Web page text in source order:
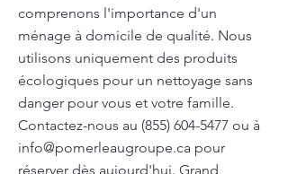
comprenons l'importance d'un
ménage à domicile de qualité. Nous
utilisons uniquement des produits
écologiques pour un nettoyage sans
danger pour vous et votre famille.
Contactez-nous au (855) 604-5477 ou à
info@pomerleaugroupe.ca pour
réserver dès aujourd'hui. Grand